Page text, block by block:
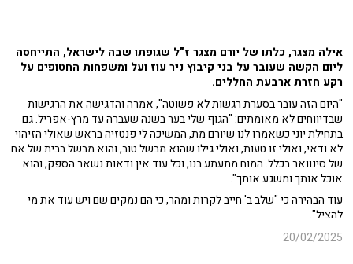
אילה מצגר, כלתו של יורם מצגר ז"ל שגופתו שבה לישראל, התייחסה
ליום הקשה שעובר על בני קיבוץ ניר עוז ועל ומשפחות החטופים על
רקע חזרת ארבעת החללים.
"היום הזה עובר בסערת רגשות לא פשוטה", אמרה והדגישה את הרגישות
שבדיווחים לא מאומתים: "הגוף שלי בער בשנה שעברה עד מרץ-אפריל. גם
בתחילת יוני כשאמרו לנו שיורם מת, המשיכה לי פנטזיה בראש שאולי הזיהוי
לא ודאי, ואולי זו טעות, ואולי גילו שהוא מבשל טוב, והוא מבשל בבית של אח
של סינוואר בכלל. המוח מתעתע בנו, וכל עוד אין ודאות נשאר הספק, והוא
אוכל אותך ומשגע אותך".
עוד הבהירה כי "שלב ב' חייב לקרות ומהר, כי הם נמקים שם ויש עוד את מי
להציל".
20/02/2025